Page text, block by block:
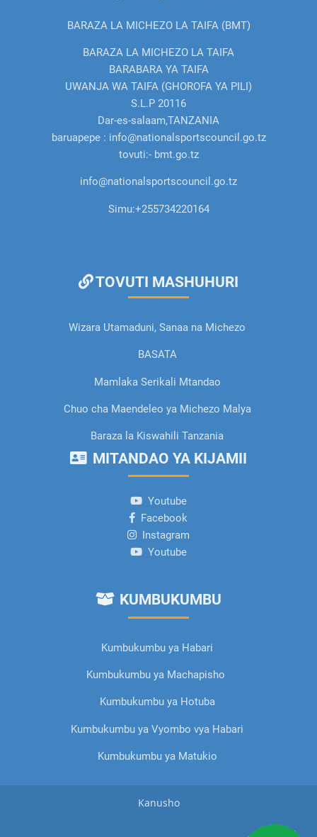
BARAZA LA MICHEZO LA TAIFA (BMT)
BARAZA LA MICHEZO LA TAIFA
BARABARA YA TAIFA
UWANJA WA TAIFA (GHOROFA YA PILI)
S.L.P 20116
Dar-es-salaam,TANZANIA
baruapepe : info@nationalsportscouncil.go.tz
tovuti:- bmt.go.tz
info@nationalsportscouncil.go.tz
Simu:+255734220164
TOVUTI MASHUHURI
Wizara Utamaduni, Sanaa na Michezo
BASATA
Mamlaka Serikali Mtandao
Chuo cha Maendeleo ya Michezo Malya
Baraza la Kiswahili Tanzania
MITANDAO YA KIJAMII
Youtube
Facebook
Instagram
Youtube
KUMBUKUMBU
Kumbukumbu ya Habari
Kumbukumbu ya Machapisho
Kumbukumbu ya Hotuba
Kumbukumbu ya Vyombo vya Habari
Kumbukumbu ya Matukio
Kanusho